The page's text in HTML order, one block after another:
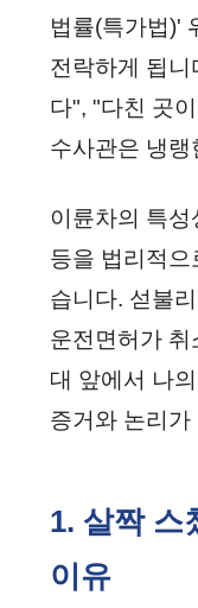
법률(특가법)'
전락하게 됩니
다", "다친 곳
수사관은 냉
이륜차의 특
등을 법리적
습니다. 섣불
운전면허가
대 앞에서 나
증거와 논리
1. 살짝 스
이유